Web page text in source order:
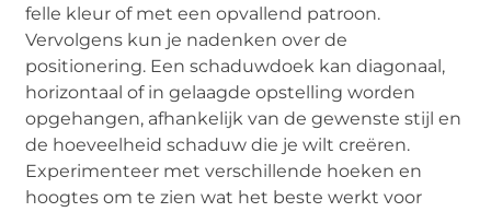
felle kleur of met een opvallend patroon.
Vervolgens kun je nadenken over de
positionering. Een schaduwdoek kan diagonaal,
horizontaal of in gelaagde opstelling worden
opgehangen, afhankelijk van de gewenste stijl en
de hoeveelheid schaduw die je wilt creëren.
Experimenteer met verschillende hoeken en
hoogtes om te zien wat het beste werkt voor